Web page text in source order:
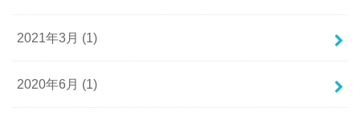
2021年3月 (1)
2020年6月 (1)